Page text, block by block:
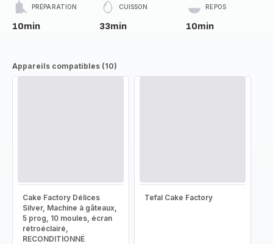
PRÉPARATION
10min
CUISSON
33min
REPOS
10min
Appareils compatibles (10)
Cake Factory Délices
Silver, Machine à gâteaux,
5 prog, 10 moules, écran
rétroéclairé,
RECONDITIONNÉ
Tefal Cake Factory